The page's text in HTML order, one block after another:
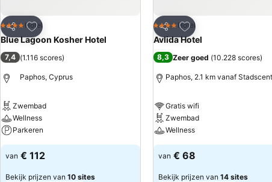
Delen
Toevoegen aan favorieten
4 SterrenHotel
Blue Lagoon Kosher Hotel
7,4 (1.116 scores)
Paphos, Cyprus
Zwembad
Wellness
Parkeren
van € 112
Bekijk prijzen van 10 sites
Delen
Toevoegen aan
4 SterrenHotel
Avlida Hotel
8,3 Zeer goed (10.228 scores)
Paphos, 2.1 km vanaf
Gratis wifi
Zwembad
Wellness
van € 68
Bekijk prijzen van 14 sites